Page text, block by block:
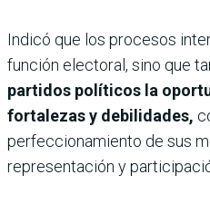
Indicó que los procesos
función electoral, sino que
partidos políticos la
fortalezas y debilidades,
perfeccionamiento de sus
representación y